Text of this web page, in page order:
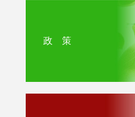
政 策